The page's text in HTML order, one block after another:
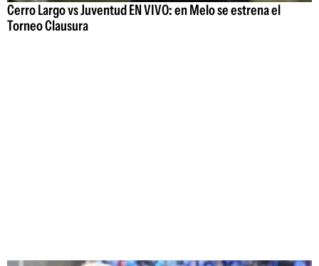
Cerro Largo vs Juventud EN VIVO: en Melo se estrena el
Torneo Clausura